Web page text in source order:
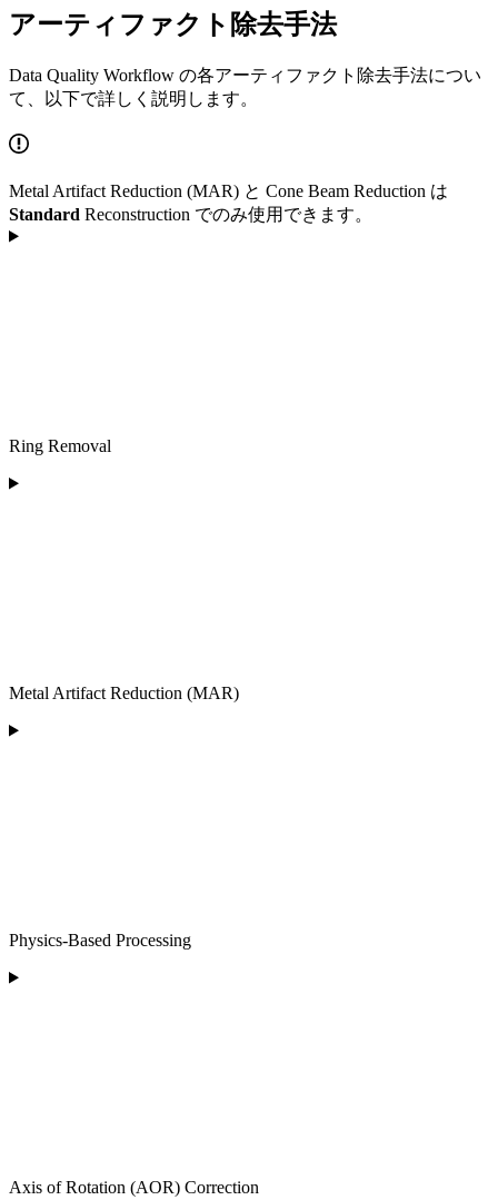
アーティファクト除去手法
Data Quality Workflow の各アーティファクト除去手法につい
て、以下で詳しく説明します。
Metal Artifact Reduction (MAR) と Cone Beam Reduction は
Standard Reconstruction でのみ使用できます。
Ring Removal
Metal Artifact Reduction (MAR)
Physics-Based Processing
Axis of Rotation (AOR) Correction